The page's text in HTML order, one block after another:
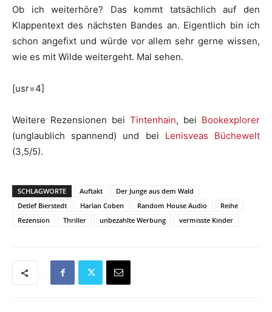
Ob ich weiterhöre? Das kommt tatsächlich auf den
Klappentext des nächsten Bandes an. Eigentlich bin ich
schon angefixt und würde vor allem sehr gerne wissen,
wie es mit Wilde weitergeht. Mal sehen.
[usr=4]
Weitere Rezensionen bei Tintenhain, bei Bookexplorer
(unglaublich spannend) und bei Lenisveas Büchewelt
(3,5/5).
SCHLAGWORTE Auftakt
Der Junge aus dem Wald
Detlef Bierstedt
Harlan Coben Random House Audio
Reihe
Rezension
Thriller unbezahlte Werbung vermisste Kinder